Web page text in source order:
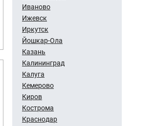
Иваново
Ижевск
Иркутск
Йошкар-Ола
Казань
Калининград
Калуга
Кемерово
Киров
Кострома
Краснодар